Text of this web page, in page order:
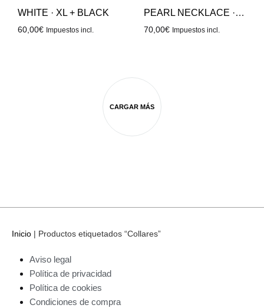
WHITE · XL + BLACK
60,00€ Impuestos incl.
PEARL NECKLACE · M COLOR 2
70,00€ Impuestos incl.
CARGAR MÁS
Inicio | Productos etiquetados “Collares”
Aviso legal
Política de privacidad
Política de cookies
Condiciones de compra